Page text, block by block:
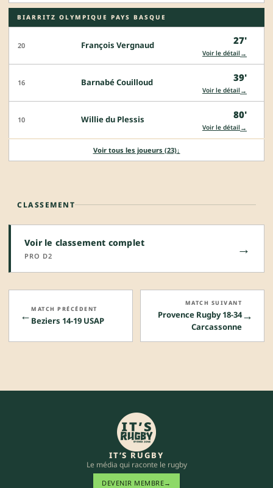
BIARRITZ OLYMPIQUE PAYS BASQUE
20 François Vergnaud 27'
Voir le détail →
16 Barnabé Couilloud 39'
Voir le détail →
10 Willie du Plessis 80'
Voir le détail →
Voir tous les joueurs (23)↓
CLASSEMENT
Voir le classement complet
PRO D2 →
← MATCH PRÉCÉDENT
Beziers 14-19 USAP →
MATCH SUIVANT
Provence Rugby 18-34
Carcassonne
IT’S RUGBY
Le média qui raconte le rugby
DEVENIR MEMBRE→